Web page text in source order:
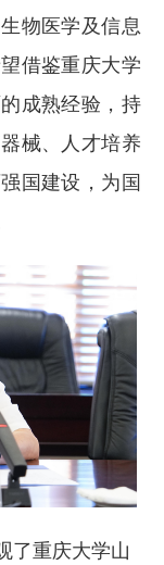
物医学及信息
借鉴重庆大学
成熟经验，持
械、人才培养
国建设，为国
了重庆大学山